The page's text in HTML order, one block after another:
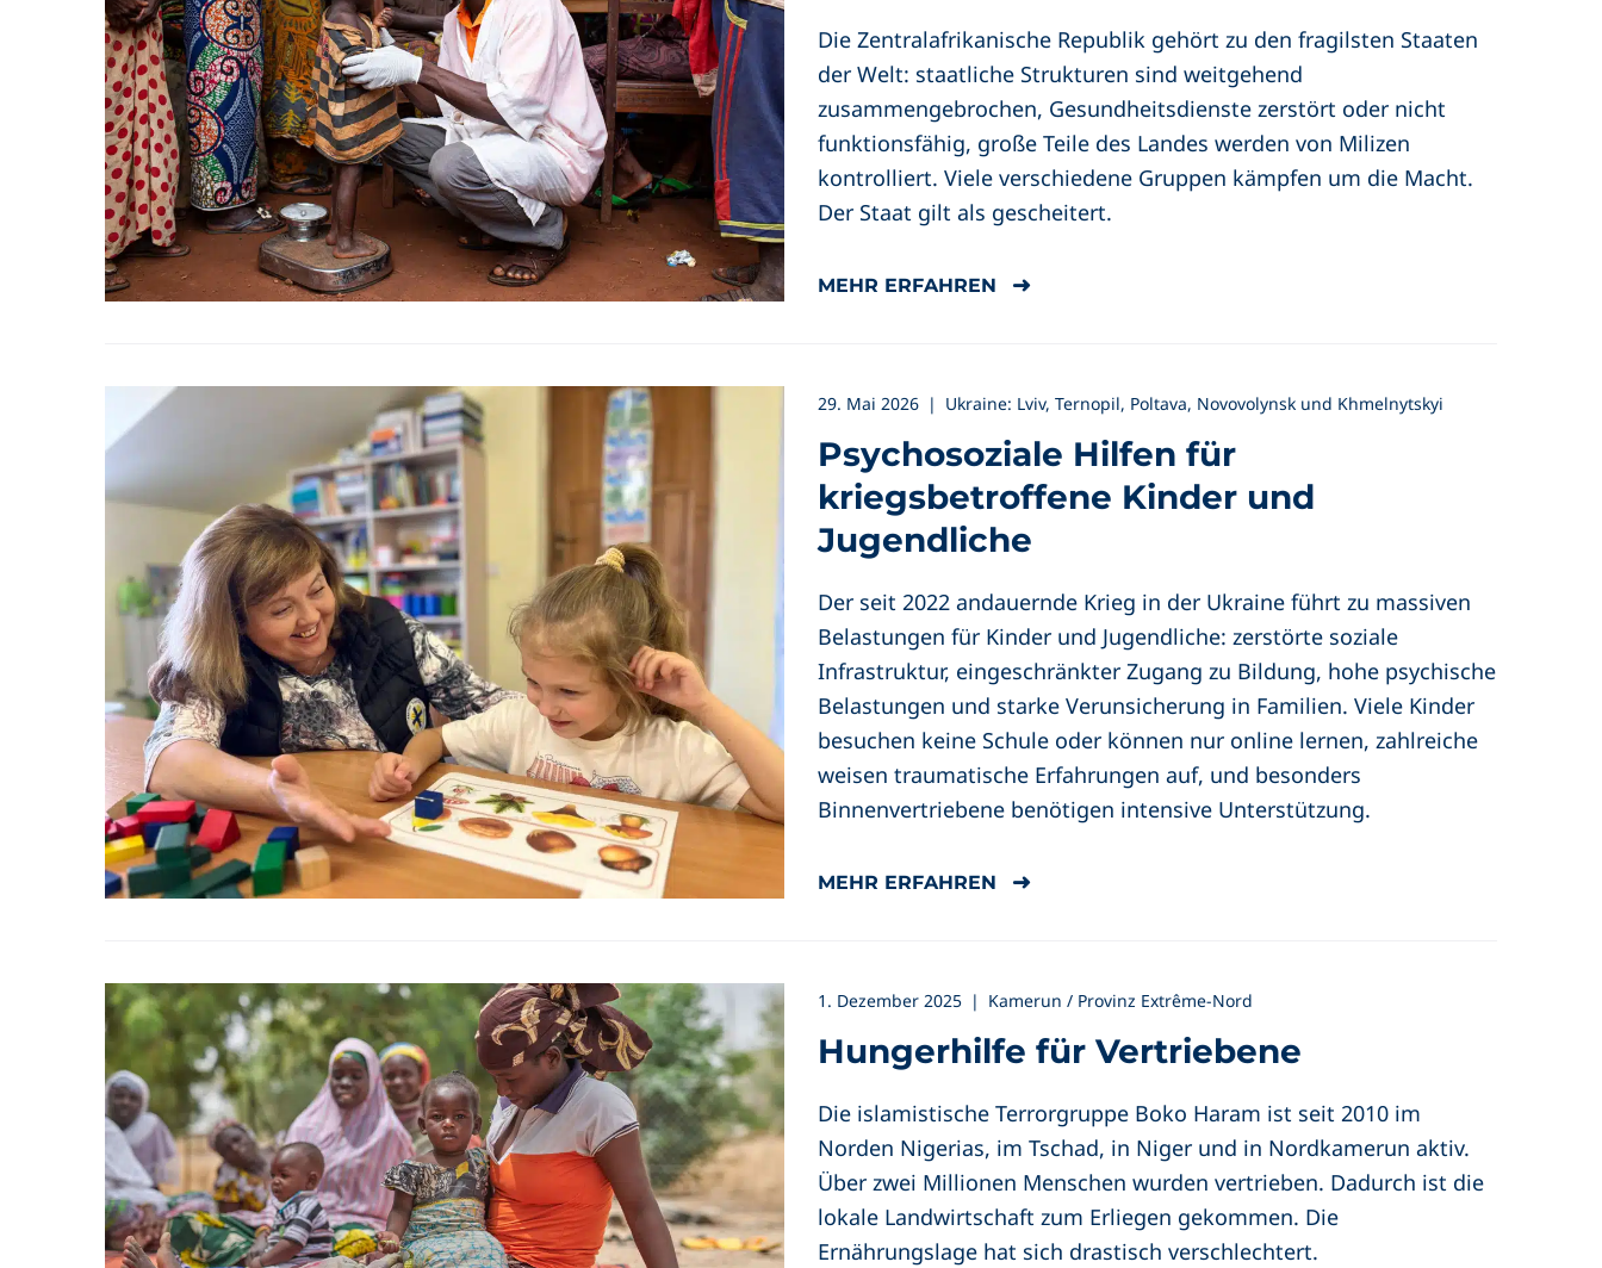
Die Zentralafrikanische Republik gehört zu den fragilsten Staaten
der Welt: staatliche Strukturen sind weitgehend
zusammengebrochen, Gesundheitsdienste zerstört oder nicht
funktionsfähig, große Teile des Landes werden von Milizen
kontrolliert. Viele verschiedene Gruppen kämpfen um die Macht.
Der Staat gilt als gescheitert.
MEHR ERFAHREN
29. Mai 2026 | Ukraine: Lviv, Ternopil, Poltava, Novovolynsk und Khmelnytskyi
Psychosoziale Hilfen für
kriegsbetroffene Kinder und
Jugendliche
Der seit 2022 andauernde Krieg in der Ukraine führt zu massiven
Belastungen für Kinder und Jugendliche: zerstörte soziale
Infrastruktur, eingeschränkter Zugang zu Bildung, hohe psychische
Belastungen und starke Verunsicherung in Familien. Viele Kinder
besuchen keine Schule oder können nur online lernen, zahlreiche
weisen traumatische Erfahrungen auf, und besonders
Binnenvertriebene benötigen intensive Unterstützung.
MEHR ERFAHREN
1. Dezember 2025 | Kamerun / Provinz Extrême-Nord
Hungerhilfe für Vertriebene
Die islamistische Terrorgruppe Boko Haram ist seit 2010 im
Norden Nigerias, im Tschad, in Niger und in Nordkamerun aktiv.
Über zwei Millionen Menschen wurden vertrieben. Dadurch ist die
lokale Landwirtschaft zum Erliegen gekommen. Die
Ernährungslage hat sich drastisch verschlechtert.